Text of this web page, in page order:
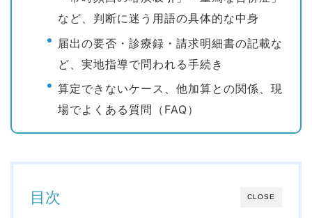
など、判断に迷う用語の具体的な中身
届出の要否・診療録・請求明細書の記載な
ど、実地指導で問われる手続き
算定できないケース、他加算との関係、現
場でよくある質問（FAQ）
CLOSE
目次